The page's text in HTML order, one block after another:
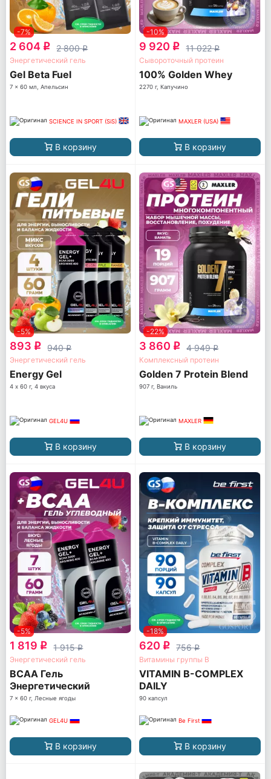
-7%
2 604 q 2 800q
Энергетический гель
Gel Beta Fuel
7 x 60 мл, Апельсин
SCIENCE IN SPORT (SiS)
В корзину
-10%
9 920 q 11 022q
Сывороточный протеин
100% Golden Whey
2270 г, Капучино
MAXLER (USA)
В корзину
-5%
893 q 940q
Энергетический гель
Energy Gel
4 х 60 г, 4 вкуса
GEL4U
В корзину
-22%
3 860 q 4 949q
Комплексный протеин
Golden 7 Protein Blend
907 г, Ваниль
MAXLER
В корзину
-5%
1 819 q 1 915q
Энергетический гель
BCAA Гель
Энергетический
7 x 60 г, Лесные ягоды
GEL4U
В корзину
-18%
620 q 756q
Витамины группы B
VITAMIN B-COMPLEX
DAILY
90 капсул
Be First
В корзину